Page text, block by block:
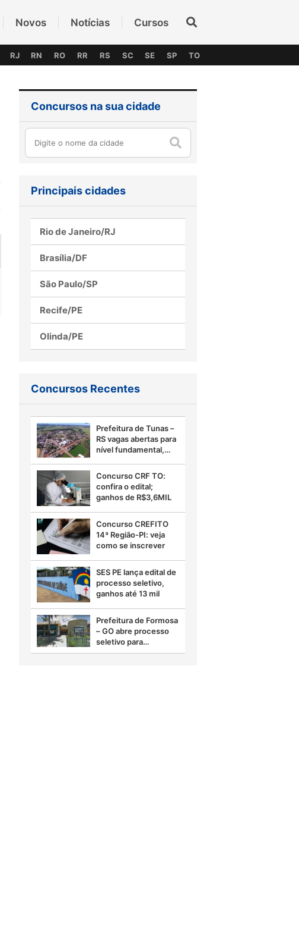
Novos Notícias Cursos
RJ RN RO RR RS SC SE SP TO
Concursos na sua cidade
Principais cidades
Rio de Janeiro/RJ
Brasília/DF
São Paulo/SP
Recife/PE
Olinda/PE
Concursos Recentes
Prefeitura de Tunas –
RS vagas abertas para
nível fundamental,
Concurso CRF TO:
confira o edital;
ganhos de R$3,6MIL
Concurso CREFITO
14ª Região-PI: veja
como se inscrever
SES PE lança edital de
processo seletivo,
ganhos até 13 mil
Prefeitura de Formosa
– GO abre processo
seletivo para
diferentes áreas